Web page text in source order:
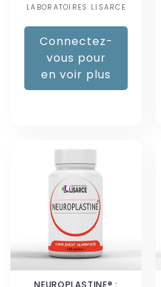
Fournisseur :
LABORATOIRES LISARCE
Connectez-
vous pour
en voir plus
NEUROPLASTINE® :